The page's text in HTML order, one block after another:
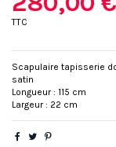
TTC
Scapulaire tapisserie
satin
Longueur : 115 cm
Largeur : 22 cm